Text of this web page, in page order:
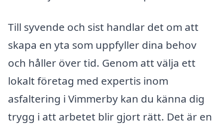
Till syvende och sist handlar det om att
skapa en yta som uppfyller dina behov
och håller över tid. Genom att välja ett
lokalt företag med expertis inom
asfaltering i Vimmerby kan du känna dig
trygg i att arbetet blir gjort rätt. Det är en